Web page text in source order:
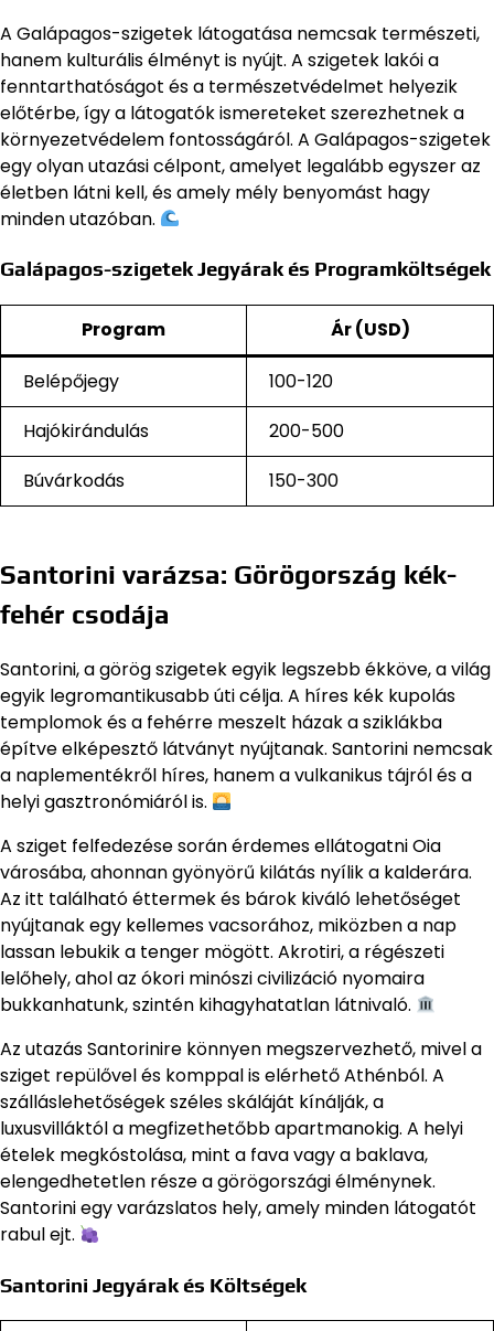
A Galápagos-szigetek látogatása nemcsak természeti,
hanem kulturális élményt is nyújt. A szigetek lakói a
fenntarthatóságot és a természetvédelmet helyezik
előtérbe, így a látogatók ismereteket szerezhetnek a
környezetvédelem fontosságáról. A Galápagos-szigetek
egy olyan utazási célpont, amelyet legalább egyszer az
életben látni kell, és amely mély benyomást hagy
minden utazóban.
Galápagos-szigetek Jegyárak és Programköltségek
Program Ár (USD)
Belépőjegy
100-120
Hajókirándulás
200-500
Búvárkodás
150-300
Santorini varázsa: Görögország kék-
fehér csodája
Santorini, a görög szigetek egyik legszebb ékköve, a világ
egyik legromantikusabb úti célja. A híres kék kupolás
templomok és a fehérre meszelt házak a sziklákba
építve elképesztő látványt nyújtanak. Santorini nemcsak
a naplementékről híres, hanem a vulkanikus tájról és a
helyi gasztronómiáról is.
A sziget felfedezése során érdemes ellátogatni Oia
városába, ahonnan gyönyörű kilátás nyílik a kalderára.
Az itt található éttermek és bárok kiváló lehetőséget
nyújtanak egy kellemes vacsorához, miközben a nap
lassan lebukik a tenger mögött. Akrotiri, a régészeti
lelőhely, ahol az ókori minószi civilizáció nyomaira
bukkanhatunk, szintén kihagyhatatlan látnivaló.
Az utazás Santorinire könnyen megszervezhető, mivel a
sziget repülővel és komppal is elérhető Athénból. A
szálláslehetőségek széles skáláját kínálják, a
luxusvilláktól a megfizethetőbb apartmanokig. A helyi
ételek megkóstolása, mint a fava vagy a baklava,
elengedhetetlen része a görögországi élménynek.
Santorini egy varázslatos hely, amely minden látogatót
rabul ejt.
Santorini Jegyárak és Költségek